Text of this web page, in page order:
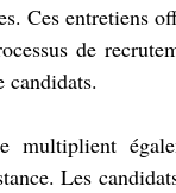
Ces entretiens
de
candidats.
multiplient
Les